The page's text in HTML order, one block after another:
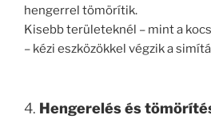
hengerrel tömörítik.
Kisebb területeknél – mint a
– kézi eszközökkel végzik a
4. Hengerelés és